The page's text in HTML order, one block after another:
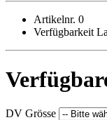
Artikelnr. 0
Verfügbarkeit
DV Grösse